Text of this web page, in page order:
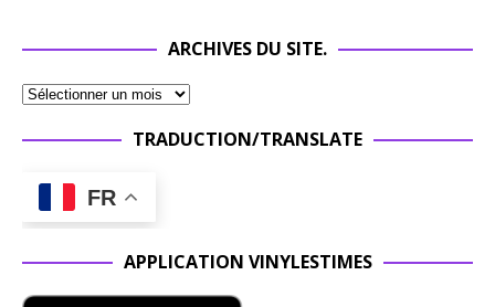
ARCHIVES DU SITE.
TRADUCTION/TRANSLATE
FR
APPLICATION VINYLESTIMES